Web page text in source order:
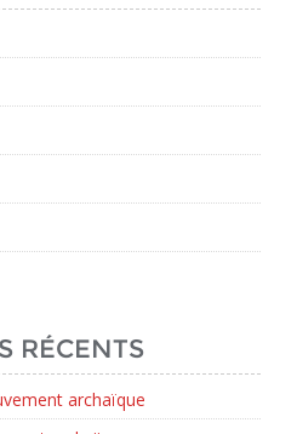
RÉCENTS
archaïque